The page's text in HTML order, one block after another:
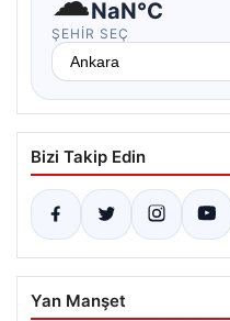
NaN°C
ŞEHIR SEÇ
Bizi Takip Edin
Yan Manşet